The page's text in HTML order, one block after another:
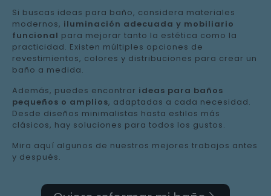
Si buscas ideas para baño, considera materiales
modernos, iluminación adecuada y mobiliario
funcional para mejorar tanto la estética como la
practicidad. Existen múltiples opciones de
revestimientos, colores y distribuciones para crear un
baño a medida.
Además, puedes encontrar ideas para baños
pequeños o amplios, adaptadas a cada necesidad.
Desde diseños minimalistas hasta estilos más
clásicos, hay soluciones para todos los gustos.
Mira aquí algunos de nuestros mejores trabajos antes
y después.